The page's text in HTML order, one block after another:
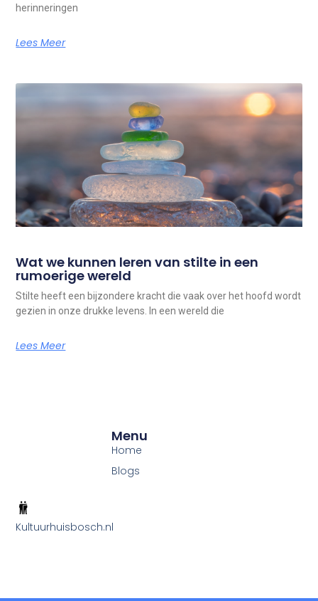
herinneringen
Lees Meer
Wat we kunnen leren van stilte in een
rumoerige wereld
Stilte heeft een bijzondere kracht die vaak over het hoofd wordt
gezien in onze drukke levens. In een wereld die
Lees Meer
Kultuurhuisbosch.nl
Menu
Home
Blogs